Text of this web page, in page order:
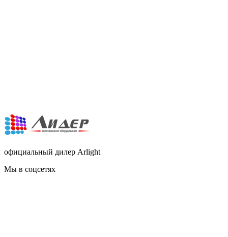
официальный дилер Arlight
Мы в соцсетях